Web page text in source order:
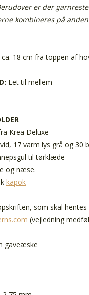
er der
kombineres på anden
ca. 18 cm fra toppen af
Let til mellem
Krea Deluxe
17 varm lys grå og 30
til tørklæde
og næse.
kapok
som skal hentes
(vejledning
gaveæske